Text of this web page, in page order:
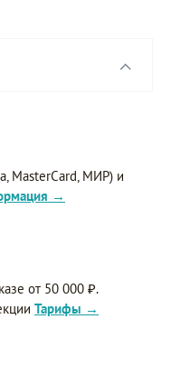
MasterCard, МИР) и
→
от 50 000 ₽.
Тарифы →